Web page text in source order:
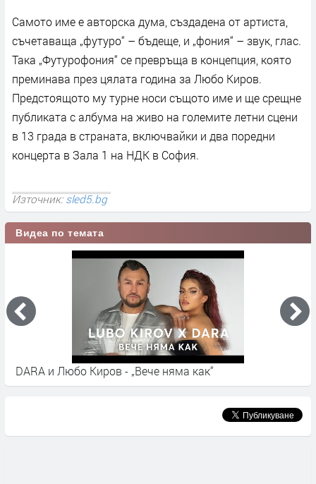
Самото име е авторска дума, създадена от артиста,
съчетаваща „футуро“ – бъдеще, и „фония“ – звук, глас.
Така „Футурофония“ се превръща в концепция, която
преминава през цялата година за Любо Киров.
Предстоящото му турне носи същото име и ще срещне
публиката с албума на живо на големите летни сцени
в 13 града в страната, включвайки и два поредни
концерта в Зала 1 на НДК в София.
Източник: sled5.bg
Видеа по темата
DARA и Любо Киров - „Вече няма как“